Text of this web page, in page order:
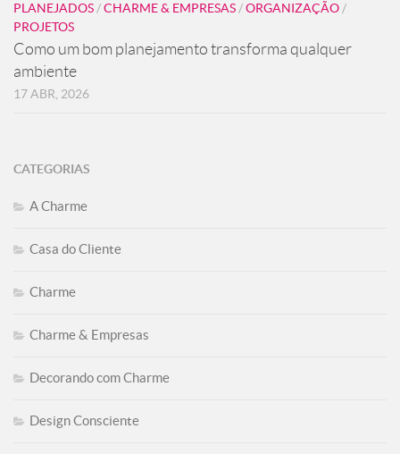
PLANEJADOS/CHARME & EMPRESAS/ORGANIZAÇÃO/
PROJETOS
Como um bom planejamento transforma qualquer
ambiente
17 ABR, 2026
CATEGORIAS
A Charme
Casa do Cliente
Charme
Charme & Empresas
Decorando com Charme
Design Consciente